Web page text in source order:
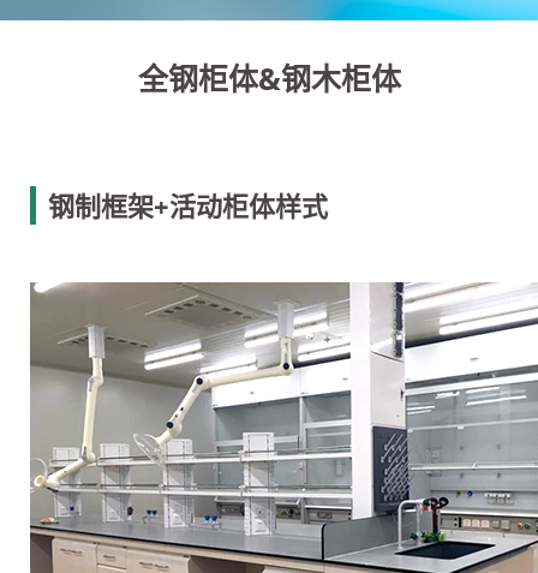
全钢柜体&钢木柜体
钢制框架+活动柜体样式